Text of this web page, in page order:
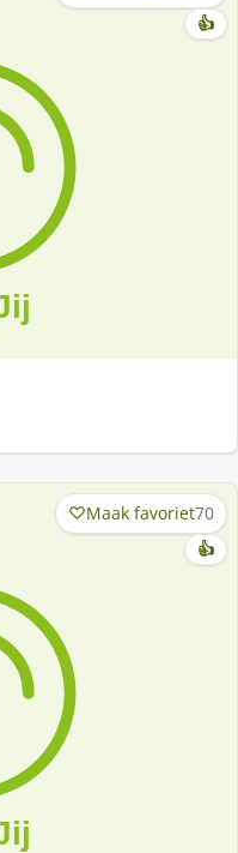
👍
Maak favoriet70
👍